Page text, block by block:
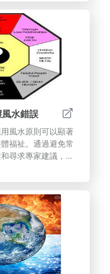
水錯誤
風水原則可以顯著
福祉。通過避免常
尋求專家建議，您
方式的寧靜和積極
的家居裝修之旅，
與良好能量的空